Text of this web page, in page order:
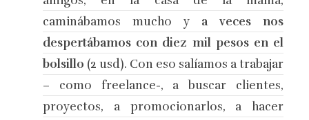
caminábamos mucho y a veces nos
despertábamos con diez mil pesos en el
bolsillo (2 usd). Con eso salíamos a trabajar
– como freelance-, a buscar clientes,
proyectos, a promocionarlos, a hacer